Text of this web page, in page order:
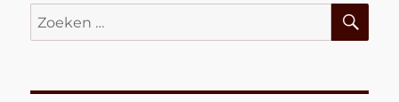
Zoeken
naar: